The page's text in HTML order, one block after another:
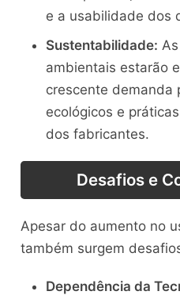
e a usabilidade dos
Sustentabilidade:
ambientais estarão
crescente demanda
ecológicos e
dos fabricantes.
Desafios e
Apesar do aumento no
também surgem
Dependência da